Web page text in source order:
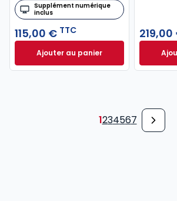
Supplément numérique
inclus
115,00 € TTC
Ajouter au panierCode général des impôts
1234567